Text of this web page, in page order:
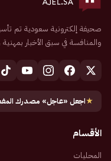
والمنافسة في سبق الأخبار
★اجعل «عاجل» مصدرك
الأقسام
المحليات